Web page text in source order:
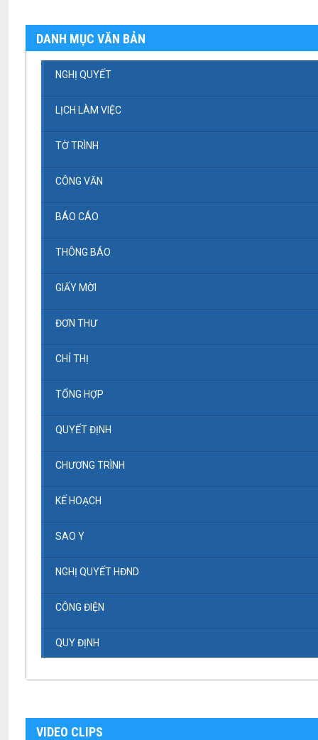
DANH MỤC VĂN BẢN
NGHỊ QUYẾT
LỊCH LÀM VIỆC
TỜ TRÌNH
CÔNG VĂN
BÁO CÁO
THÔNG BÁO
GIẤY MỜI
ĐƠN THƯ
CHỈ THỊ
TỔNG HỢP
QUYẾT ĐỊNH
CHƯƠNG TRÌNH
KẾ HOẠCH
SAO Y
NGHỊ QUYẾT HĐND
CÔNG ĐIỆN
QUY ĐỊNH
VIDEO CLIPS